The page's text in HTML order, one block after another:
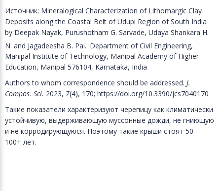
Источник: Mineralogical Characterization of Lithomargic Clay
Deposits along the Coastal Belt of Udupi Region of South India
by Deepak Nayak, Purushotham G. Sarvade, Udaya Shankara H.
N. and Jagadeesha B. Pai. Department of Civil Engineering,
Manipal Institute of Technology, Manipal Academy of Higher
Education, Manipal 576104, Karnataka, India
Authors to whom correspondence should be addressed. J.
Compos. Sci. 2023, 7(4), 170; https://doi.org/10.3390/jcs7040170
Такие показатели характеризуют черепицу как климатически
устойчивую, выдерживающую муссонные дожди, не гниющую
и не корродирующуюся. Поэтому такие крыши стоят 50 —
100+ лет.